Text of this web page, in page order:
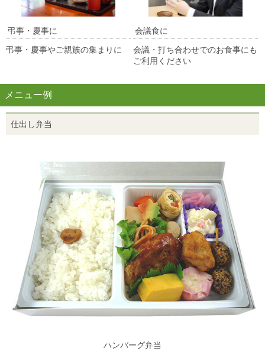
弔事・慶事に
弔事・慶事やご親族の集まりに
会議食に
会議・打ち合わせでのお食事にも
ご利用ください
メニュー例
仕出し弁当
ハンバーグ弁当